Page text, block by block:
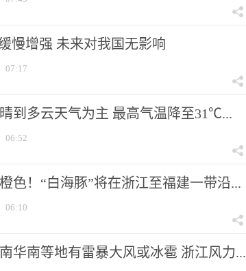
慢增强 未来对我国无影响
07:17
到多云天气为主 最高气温降至31℃...
06:52
色！“白海豚”将在浙江至福建一带沿...
06:10
华南等地有雷暴大风或冰雹 浙江风力...